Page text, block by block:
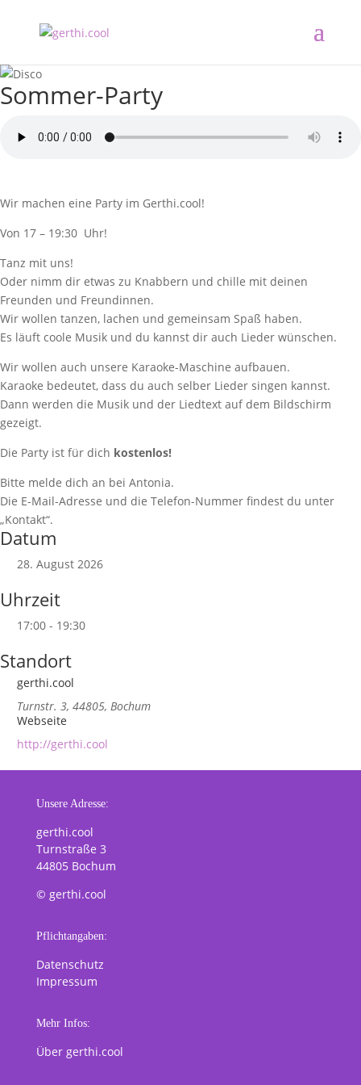
Sommer-Party
Wir machen eine Party im Gerthi.cool!
Von 17 – 19:30 Uhr!
Tanz mit uns!
Oder nimm dir etwas zu Knabbern und chille mit deinen
Freunden und Freundinnen.
Wir wollen tanzen, lachen und gemeinsam Spaß haben.
Es läuft coole Musik und du kannst dir auch Lieder wünschen.
Wir wollen auch unsere Karaoke-Maschine aufbauen.
Karaoke bedeutet, dass du auch selber Lieder singen kannst.
Dann werden die Musik und der Liedtext auf dem Bildschirm
gezeigt.
Die Party ist für dich kostenlos!
Bitte melde dich an bei Antonia.
Die E-Mail-Adresse und die Telefon-Nummer findest du unter
„Kontakt“.
Datum
28. August 2026
Uhrzeit
17:00 - 19:30
Standort
gerthi.cool
Turnstr. 3, 44805, Bochum
Webseite
http://gerthi.cool
Unsere Adresse:
gerthi.cool
Turnstraße 3
44805 Bochum
© gerthi.cool
Pflichtangaben:
Datenschutz
Impressum
Mehr Infos:
Über gerthi.cool